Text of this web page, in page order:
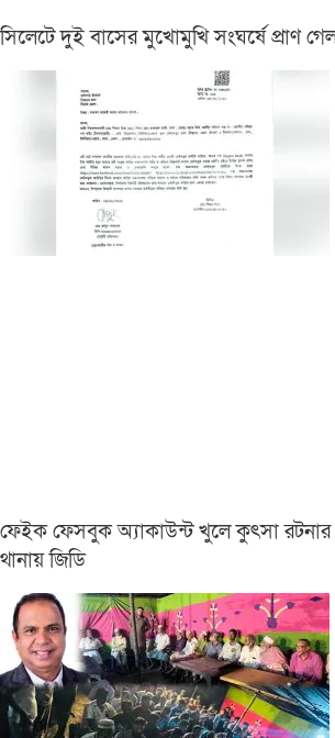
সিলেটে দুই বাসের মুখোমুখি সংঘর্ষে প্রাণ
ফেইক ফেসবুক অ্যাকাউন্ট খুলে কুৎসা রটনার
থানায় জিডি